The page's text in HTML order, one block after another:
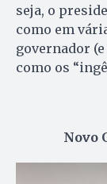
seja, o
como em
governador
como os
Novo